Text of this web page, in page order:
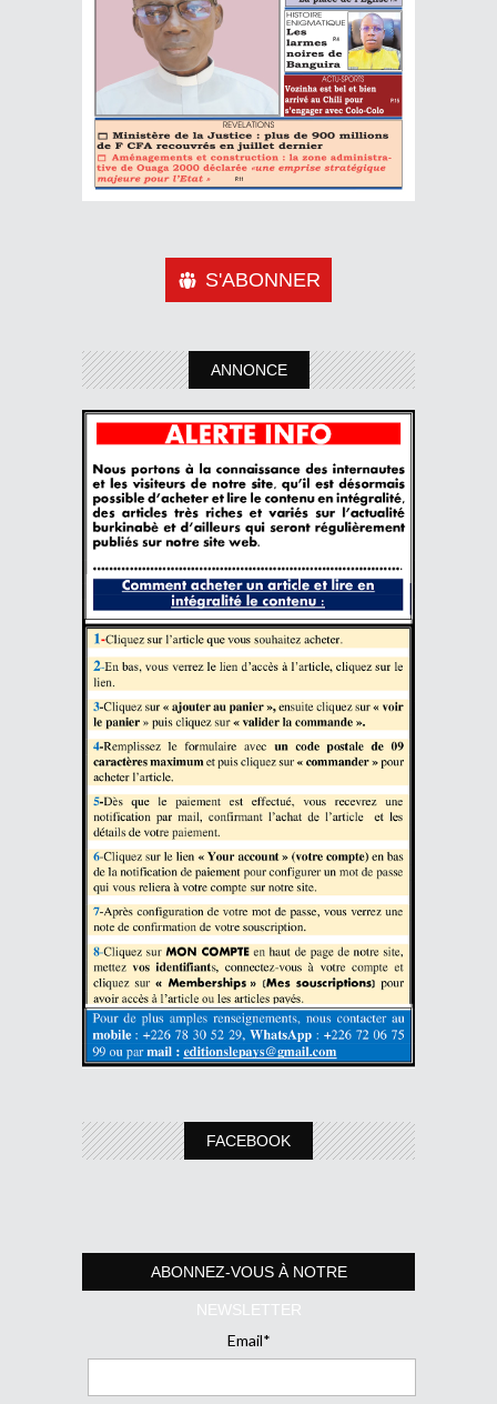
S'ABONNER
ANNONCE
FACEBOOK
ABONNEZ-VOUS À NOTRE
NEWSLETTER
Email*